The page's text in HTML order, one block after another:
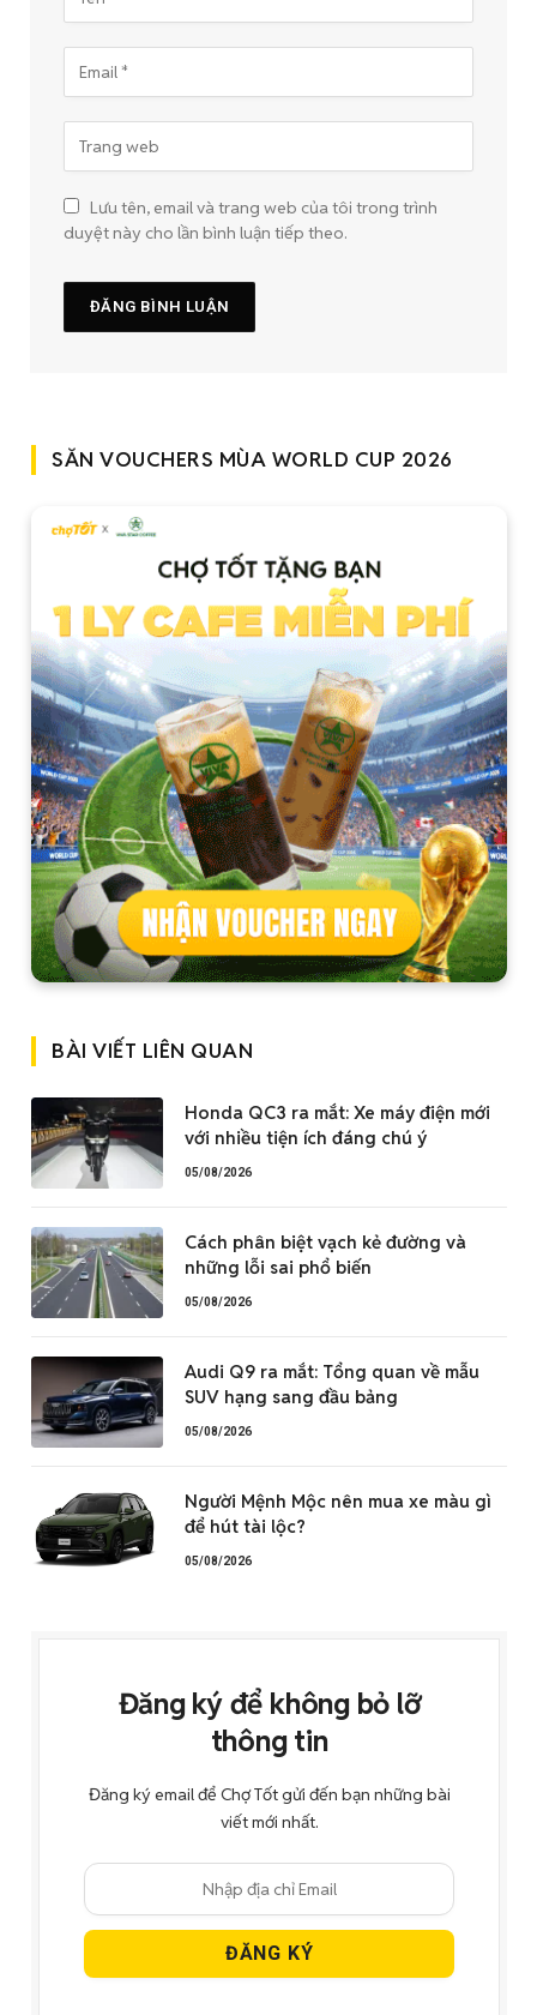
Lưu tên, email và trang web của tôi trong trình
duyệt này cho lần bình luận tiếp theo.
SĂN VOUCHERS MÙA WORLD CUP 2026
BÀI VIẾT LIÊN QUAN
Honda QC3 ra mắt: Xe máy điện mới
với nhiều tiện ích đáng chú ý
05/08/2026
Cách phân biệt vạch kẻ đường và
những lỗi sai phổ biến
05/08/2026
Audi Q9 ra mắt: Tổng quan về mẫu
SUV hạng sang đầu bảng
05/08/2026
Người Mệnh Mộc nên mua xe màu gì
để hút tài lộc?
05/08/2026
Đăng ký để không bỏ lỡ
thông tin
Đăng ký email để Chợ Tốt gửi đến bạn những bài
viết mới nhất.